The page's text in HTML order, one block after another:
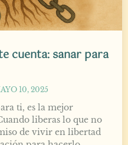
cuenta: sanar para
10, 2025
ti, es la mejor
liberas lo que no
de vivir en libertad